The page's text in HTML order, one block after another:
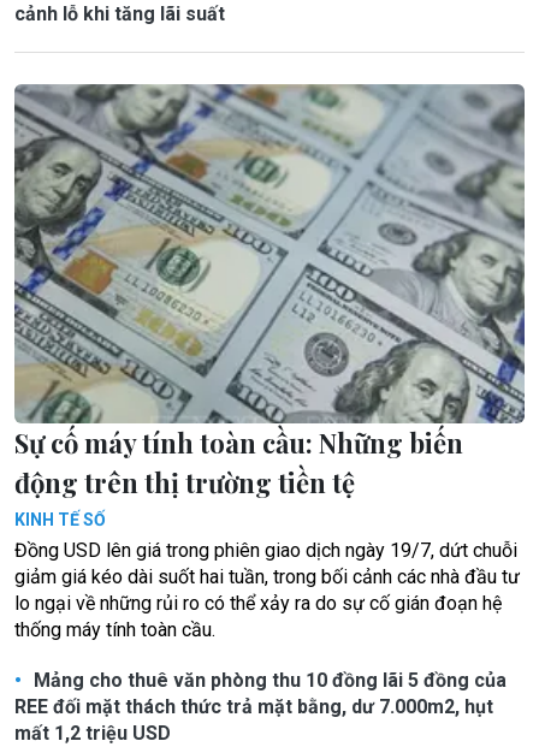
cảnh lỗ khi tăng lãi suất
Sự cố máy tính toàn cầu: Những biến
động trên thị trường tiền tệ
KINH TẾ SỐ
Đồng USD lên giá trong phiên giao dịch ngày 19/7, dứt chuỗi
giảm giá kéo dài suốt hai tuần, trong bối cảnh các nhà đầu tư
lo ngại về những rủi ro có thể xảy ra do sự cố gián đoạn hệ
thống máy tính toàn cầu.
Mảng cho thuê văn phòng thu 10 đồng lãi 5 đồng của
REE đối mặt thách thức trả mặt bằng, dư 7.000m2, hụt
mất 1,2 triệu USD